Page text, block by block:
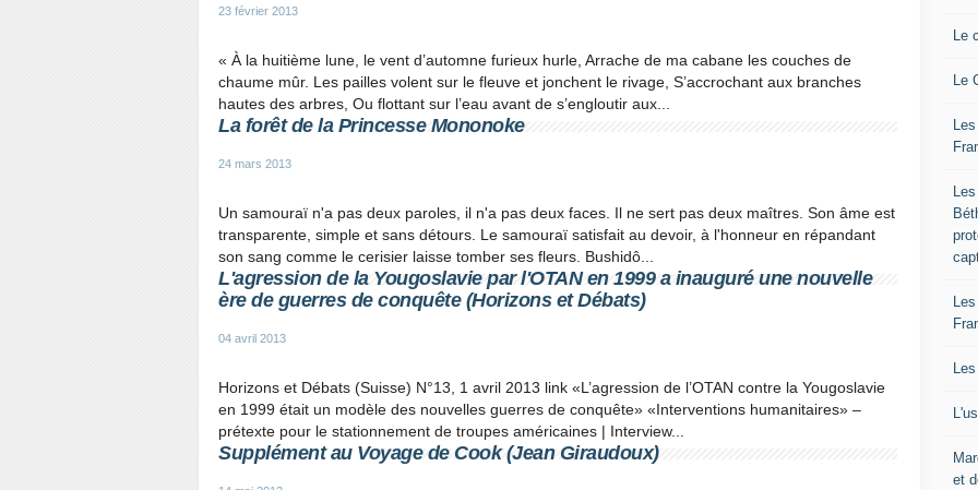
23 février 2013
« À la huitième lune, le vent d’automne furieux hurle, Arrache de ma cabane les couches de
chaume mûr. Les pailles volent sur le fleuve et jonchent le rivage, S’accrochant aux branches
hautes des arbres, Ou flottant sur l’eau avant de s’engloutir aux...
La forêt de la Princesse Mononoke
24 mars 2013
Un samouraï n'a pas deux paroles, il n'a pas deux faces. Il ne sert pas deux maîtres. Son âme est
transparente, simple et sans détours. Le samouraï satisfait au devoir, à l'honneur en répandant
son sang comme le cerisier laisse tomber ses fleurs. Bushidô...
L'agression de la Yougoslavie par l'OTAN en 1999 a inauguré une nouvelle
ère de guerres de conquête (Horizons et Débats)
04 avril 2013
Horizons et Débats (Suisse) N°13, 1 avril 2013 link «L’agression de l’OTAN contre la Yougoslavie
en 1999 était un modèle des nouvelles guerres de conquête» «Interventions humanitaires» –
prétexte pour le stationnement de troupes américaines | Interview...
Supplément au Voyage de Cook (Jean Giraudoux)
Le
Le
et